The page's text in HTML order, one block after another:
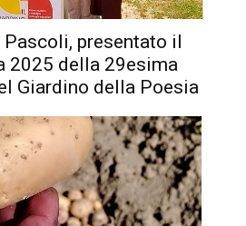
Pascoli, presentato il
2025 della 29esima
Giardino della Poesia